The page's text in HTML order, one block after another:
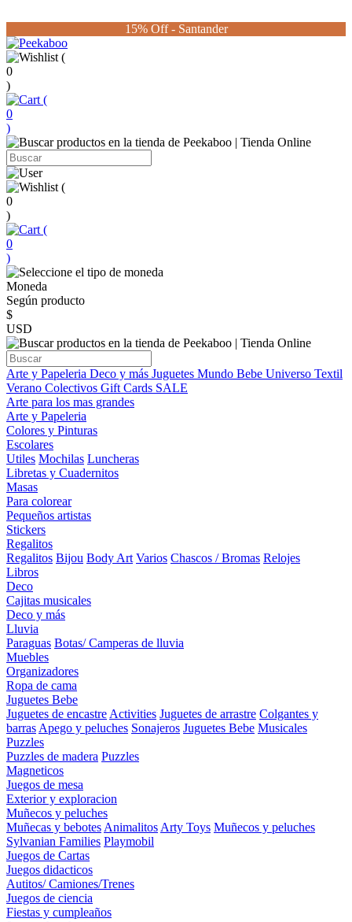
15% Off - Santander
(
0
)
(
0
)
(
0
)
(
0
)
Moneda
Según producto
$
USD
Arte y Papeleria Deco y más Juguetes Mundo Bebe Universo Textil
Verano Colectivos Gift Cards SALE
Arte para los mas grandes
Arte y Papeleria
Colores y Pinturas
Escolares
Utiles Mochilas Luncheras
Libretas y Cuadernitos
Masas
Para colorear
Pequeños artistas
Stickers
Regalitos
Regalitos Bijou Body Art Varios Chascos / Bromas Relojes
Libros
Deco
Cajitas musicales
Deco y más
Lluvia
Paraguas Botas/ Camperas de lluvia
Muebles
Organizadores
Ropa de cama
Juguetes Bebe
Juguetes de encastre Activities Juguetes de arrastre Colgantes y
barras Apego y peluches Sonajeros Juguetes Bebe Musicales
Puzzles
Puzzles de madera Puzzles
Magneticos
Juegos de mesa
Exterior y exploracion
Muñecos y peluches
Muñecas y bebotes Animalitos Arty Toys Muñecos y peluches
Sylvanian Families Playmobil
Juegos de Cartas
Juegos didacticos
Autitos/ Camiones/Trenes
Juegos de ciencia
Fiestas y cumpleaños